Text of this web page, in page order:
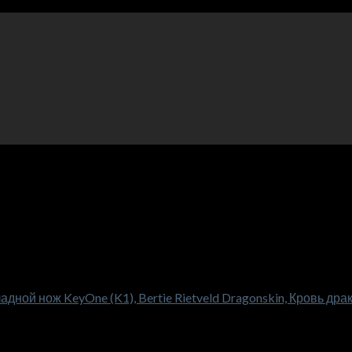
нож KeyOne (K1), Bertie Rietveld Dragonskin, Кровь